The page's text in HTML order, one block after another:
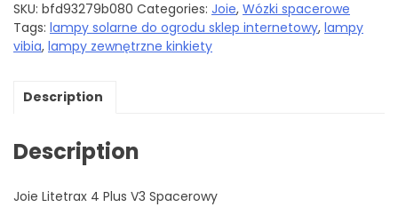
SKU: bfd93279b080 Categories: Joie, Wózki spacerowe
Tags: lampy solarne do ogrodu sklep internetowy, lampy
vibia, lampy zewnętrzne kinkiety
Description
Description
Joie Litetrax 4 Plus V3 Spacerowy